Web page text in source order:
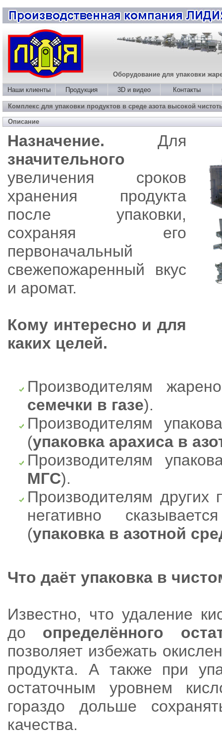
Оборудование для упаковки
Наши клиенты Продукция 3D и видео Контакты
Комплекс для упаковки продуктов в среде азота высокой
Описание
Назначение. Для
значительного
увеличения сроков
хранения продукта
после упаковки,
сохраняя его
первоначальный
свежепожаренный вкус
и аромат.
Кому интересно и для
каких целей.
Производителям
семечки в газе).
Производителям
(упаковка арахиса в
Производителям
МГС).
Производителям других
негативно
(упаковка в азотной
Что даёт упаковка в
Известно, что удаление
до определённого
позволяет избежать
продукта. А также при
остаточным уровнем
гораздо дольше
качества.